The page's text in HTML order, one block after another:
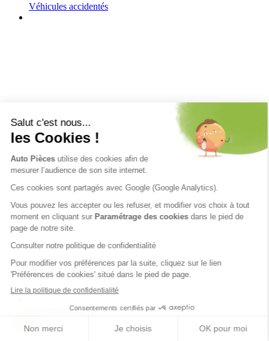
Véhicules accidentés
Nos engagements